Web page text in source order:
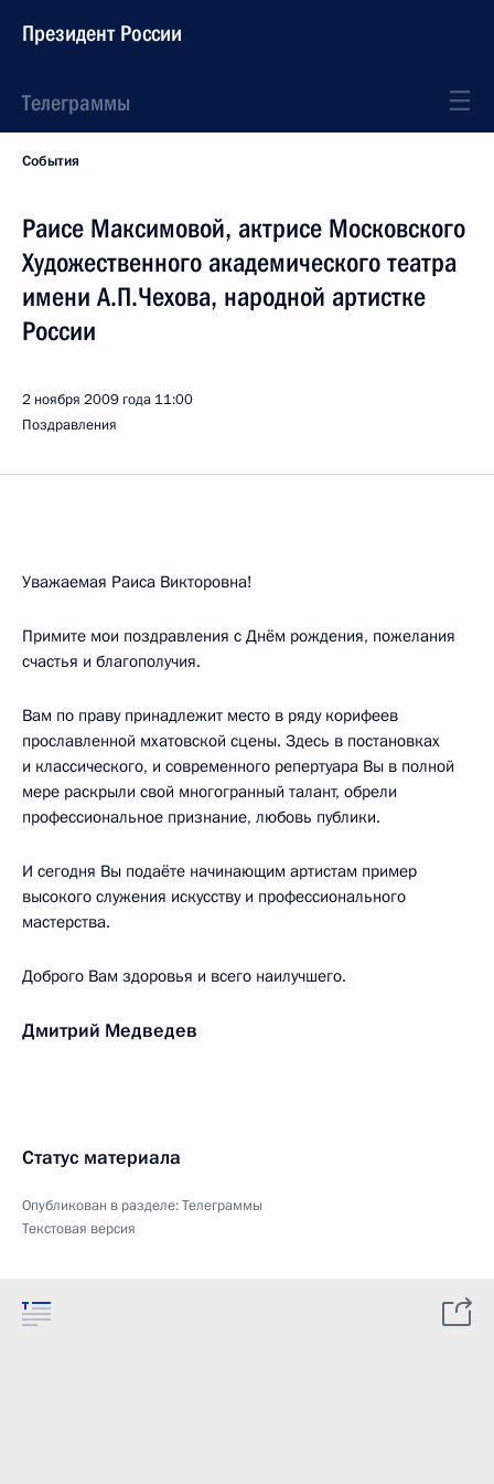
Президент России
Телеграммы
События
Раисе Максимовой, актрисе Московского
Художественного академического театра
имени А.П.Чехова, народной артистке
России
2 ноября 2009 года 11:00
Поздравления
Уважаемая Раиса Викторовна!
Примите мои поздравления с Днём рождения, пожелания
счастья и благополучия.
Вам по праву принадлежит место в ряду корифеев
прославленной мхатовской сцены. Здесь в постановках
и классического, и современного репертуара Вы в полной
мере раскрыли свой многогранный талант, обрели
профессиональное признание, любовь публики.
И сегодня Вы подаёте начинающим артистам пример
высокого служения искусству и профессионального
мастерства.
Доброго Вам здоровья и всего наилучшего.
Дмитрий Медведев
Статус материала
Опубликован в разделе:Телеграммы
Текстовая версия